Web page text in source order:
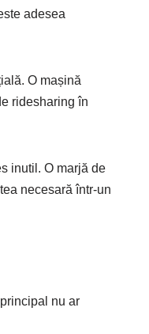
adesea
O mașină
ridesharing în
inutil. O marjă de
necesară într-un
nu ar